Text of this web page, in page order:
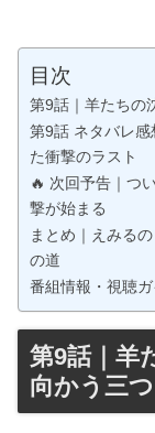
目次
第9話｜羊たちの
第9話 ネタバレ
た衝撃のラスト
🔥 次回予告｜つ
撃が始まる
まとめ｜えみる
の道
番組情報・視聴ガ
第9話｜羊
向かう三